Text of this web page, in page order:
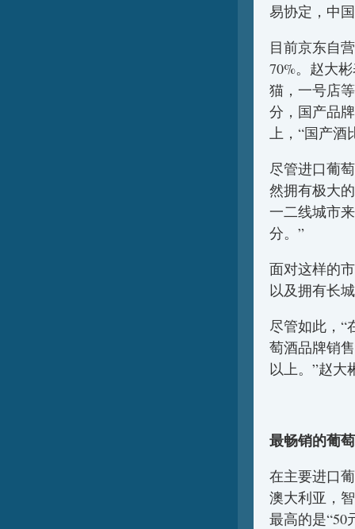
易协定，中
目前京东自
70%。赵大
猫，一号店
分，国产品
上，“国产
尽管进口葡
然拥有极大
一二线城市
分。”
面对这样的
以及拥有长
尽管如此，“
萄酒品牌销
以上。”赵大
最畅销的葡
在主要进口
澳大利亚，
最高的是“50